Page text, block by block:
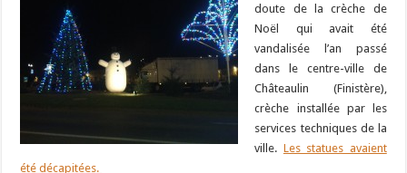
doute de la crèche de
Noël qui avait été
vandalisée l’an passé
dans le centre-ville de
Châteaulin (Finistère),
crèche installée par les
services techniques de la
ville. Les statues avaient
été décapitées.